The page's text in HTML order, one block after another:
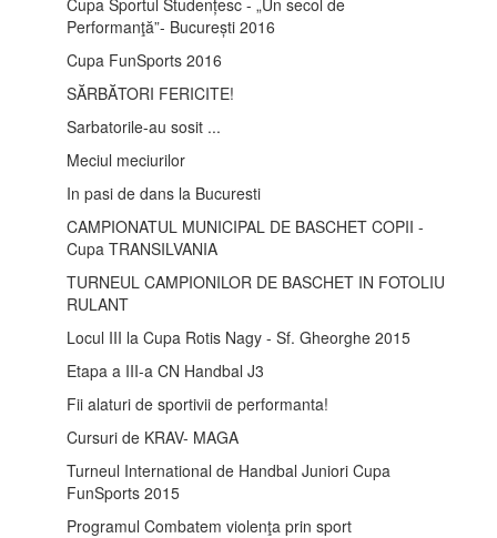
Performanţă”- București 2016
Cupa FunSports 2016
SĂRBĂTORI FERICITE!
Sarbatorile-au sosit ...
Meciul meciurilor
In pasi de dans la Bucuresti
CAMPIONATUL MUNICIPAL DE BASCHET COPII -
Cupa TRANSILVANIA
TURNEUL CAMPIONILOR DE BASCHET IN FOTOLIU
RULANT
Locul III la Cupa Rotis Nagy - Sf. Gheorghe 2015
Etapa a III-a CN Handbal J3
Fii alaturi de sportivii de performanta!
Cursuri de KRAV- MAGA
Turneul International de Handbal Juniori Cupa
FunSports 2015
Programul Combatem violenţa prin sport